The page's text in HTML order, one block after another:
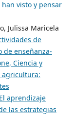
visto y pensar
Julissa Maricela
de
de enseñanza-
Ciencia y
agricultura:
El aprendizaje
las estrategias